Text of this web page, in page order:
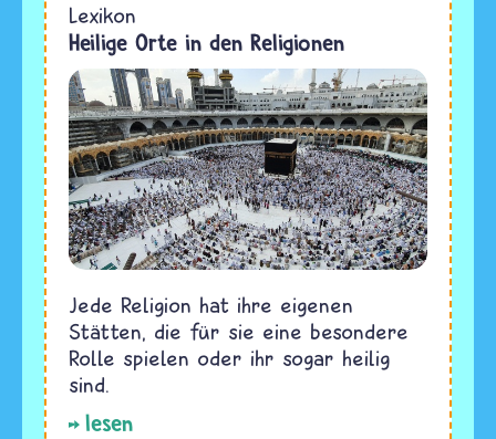
Lexikon
Heilige Orte in den Religionen
Jede Religion hat ihre eigenen
Stätten, die für sie eine besondere
Rolle spielen oder ihr sogar heilig
sind.
lesen